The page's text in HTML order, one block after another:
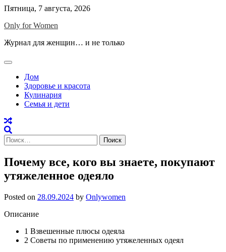
Skip
content
Пятница, 7 августа, 2026
Only for Women
Журнал для женщин… и не только
Дом
Здоровье и красота
Кулинария
Семья и дети
Найти:
Почему все, кого вы знаете, покупают
утяжеленное одеяло
Posted on 28.09.2024 by Onlywomen
Описание
1 Взвешенные плюсы одеяла
2 Советы по применению утяжеленных одеял